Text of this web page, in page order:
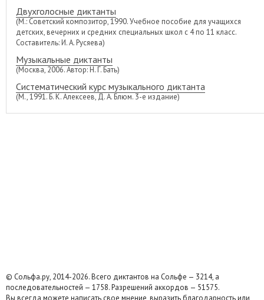
Двухголосные диктанты
(М.: Советский композитор, 1990. Учебное пособие для учащихся
детских, вечерних и средних специальных школ с 4 по 11 класс.
Составитель: И. А. Русяева)
Музыкальные диктанты
(Москва, 2006. Автор: Н. Г. Бать)
Систематический курс музыкального диктанта
(М., 1991. Б. К. Алексеев, Д. А. Блюм. 3-е издание)
© Сольфа.ру, 2014-2026. Всего диктантов на Сольфе — 3214, а
последовательностей — 1758. Разрешений аккордов — 51575.
Вы всегда можете написать свое мнение, выразить благодарность или